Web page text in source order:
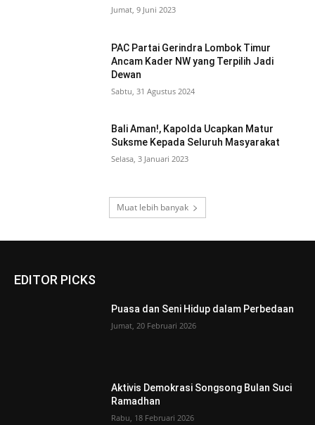
Jumat, 9 Juni 2023
PAC Partai Gerindra Lombok Timur
Ancam Kader NW yang Terpilih Jadi
Dewan
Sabtu, 31 Agustus 2024
Bali Aman!, Kapolda Ucapkan Matur
Suksme Kepada Seluruh Masyarakat
Selasa, 3 Januari 2023
Muat lebih banyak
EDITOR PICKS
Puasa dan Seni Hidup dalam Perbedaan
Jumat, 20 Februari 2026
Aktivis Demokrasi Songsong Bulan Suci
Ramadhan
Rabu, 18 Februari 2026